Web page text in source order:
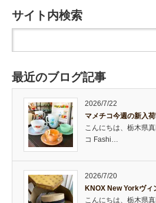
サイト内検索
最近のブログ記事
2026/7/22
マメチコ今週の新入
こんにちは、栃木県
コ Fashi…
2026/7/20
KNOX New Yorkヴ
こんにちは、栃木県